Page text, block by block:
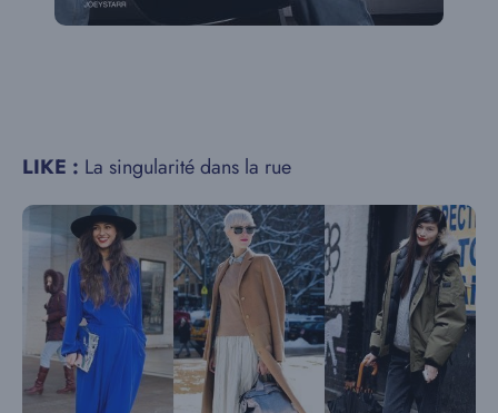
LIKE : La singularité dans la rue